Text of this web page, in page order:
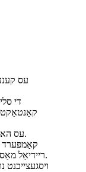
עס
די
קאָנטאַקט,
עס האט די ווירקונג פון דאַמפּינג ווייבריישאַן.
קאַמפּערד
ריידיאַל מאַסע קעריינג קאַפּאַציטעט איז ימפּרוווד.
ויסגעצייכנט